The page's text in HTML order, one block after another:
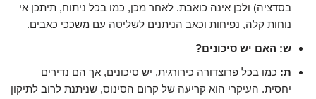
בסדציה) ולכן אינה כואבת. לאחר מכן, כמו בכל ניתוח, תיתכן אי
נוחות קלה, נפיחות וכאב הניתנים לשליטה עם משככי כאבים.
ש: האם יש סיכונים?
ת: כמו בכל פרוצדורה כירורגית, יש סיכונים, אך הם נדירים
יחסית. העיקרי הוא קריעה של קרום הסינוס, שניתנת לרוב לתיקון